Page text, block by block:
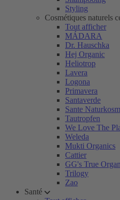
Styling
Cosmétiques naturels
Tout afficher
MÁDARA
Dr. Hauschka
Hej Organic
Heliotrop
Lavera
Logona
Primavera
Santaverde
Sante
Tautropfen
We Love The
Weleda
Mukti Organics
Cattier
GG's True
Trilogy
Zao
Santé